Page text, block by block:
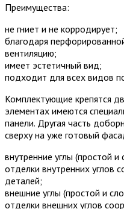
Преимущества:
не гниет и не корродирует;
благодаря
вентиляцию;
имеет эстетичный вид;
подходит для всех видов
Комплектующие крепятся
элементах имеются
панели. Другая часть
сверху на уже готовый
внутренние углы (простой
отделки внутренних углов
деталей;
внешние углы (простой и
отделки внешних углов